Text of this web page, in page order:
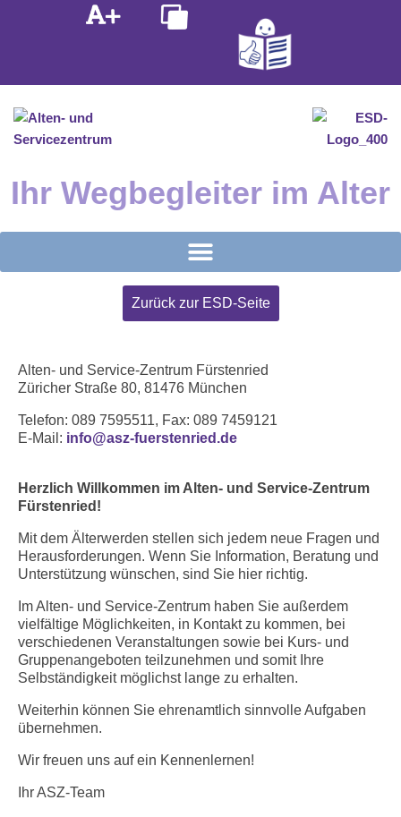
Ihr Wegbegleiter im Alter
Zurück zur ESD-Seite
Alten- und Service-Zentrum Fürstenried
Züricher Straße 80, 81476 München
Telefon: 089 7595511, Fax: 089 7459121
E-Mail: info@asz-fuerstenried.de
Herzlich Willkommen im Alten- und Service-Zentrum
Fürstenried!
Mit dem Älterwerden stellen sich jedem neue Fragen und
Herausforderungen. Wenn Sie Information, Beratung und
Unterstützung wünschen, sind Sie hier richtig.
Im Alten- und Service-Zentrum haben Sie außerdem
vielfältige Möglichkeiten, in Kontakt zu kommen, bei
verschiedenen Veranstaltungen sowie bei Kurs- und
Gruppenangeboten teilzunehmen und somit Ihre
Selbständigkeit möglichst lange zu erhalten.
Weiterhin können Sie ehrenamtlich sinnvolle Aufgaben
übernehmen.
Wir freuen uns auf ein Kennenlernen!
Ihr ASZ-Team